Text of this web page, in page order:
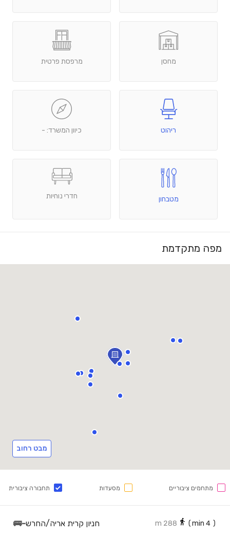
מחסן מרפסת פרטית
ריהוט כיוון המשרד: -
מטבחון חדרי נוחיות
מפה מתקדמת
מבט רחוב
מתחמים ציבוריים מסעדות תחבורה ציבורית
(
4
288 m חניון קרית אריה/החרש-
🚌